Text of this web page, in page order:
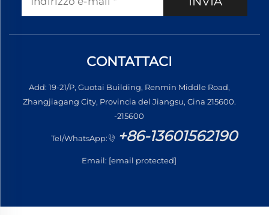
CONTATTACI
Add: 19-21/P, Guotai Building, Renmin Middle Road,
Zhangjiagang City, Provincia del Jiangsu, Cina 215600.
-215600
Tel/WhatsApp: +86-13601562190
Email: [email protected]